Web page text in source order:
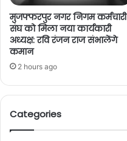
मुजफ्फरपुर नगर निगम कर्मचारी
संघ को मिला नया कार्यकारी
अध्यक्ष: रवि रंजन राज संभालेंगे
कमान
2 hours ago
Categories